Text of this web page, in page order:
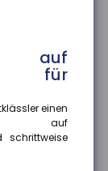
für
einen
auf
schrittweise
eingeführt
und